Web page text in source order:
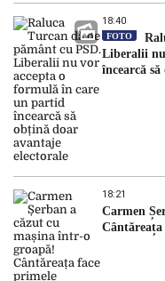
18:40
FOTO
Liberalii
încearcă
18:21
Carmen